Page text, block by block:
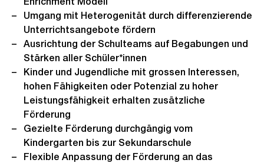
Umgang mit Heterogenität durch differenzierende
Unterrichtsangebote fördern
Ausrichtung der Schulteams auf Begabungen und
Stärken aller Schüler*innen
Kinder und Jugendliche mit grossen Interessen,
hohen Fähigkeiten oder Potenzial zu hoher
Leistungsfähigkeit erhalten zusätzliche
Förderung
Gezielte Förderung durchgängig vom
Kindergarten bis zur Sekundarschule
Flexible Anpassung der Förderung an das